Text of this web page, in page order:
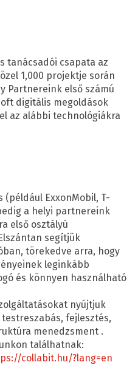
tanácsadói csapata az
1,000 projektje során
Partnereink első számú
digitális megoldások
az alábbi technológiákra
(például ExxonMobil, T-
a helyi partnereink
első osztályú
segítjük
törekedve arra, hogy
leginkább
és könnyen használható
nyújtjuk
fejlesztés,
menedzsment .
találhatnak:
collabit.hu/?lang=en